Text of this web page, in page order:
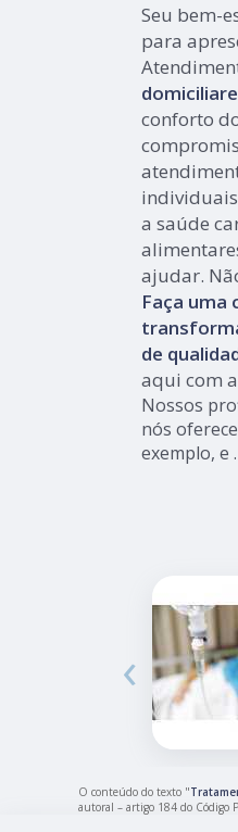
Seu bem-
para
conforto
a saúde
ajudar.
Faça uma
de
aqui com
Nossos
nós
exemplo, e
‹
O conteúdo do texto "
autoral – artigo 184 do Código